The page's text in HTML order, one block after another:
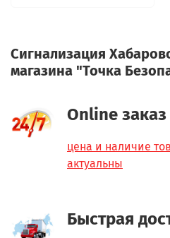
Сигнализация
магазина "Точка
Online
цена и наличие
актуальны
Быстрая